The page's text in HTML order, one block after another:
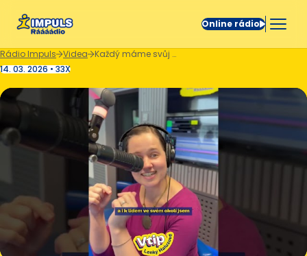
Online rádio
Rádio Impuls Videa
Každý máme svůj recept na lepší ráno. 🍊😄
14. 03. 2026 • 33X